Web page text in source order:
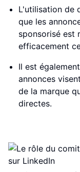
L'utilisation de
que les
sponsorisé est
efficacement
Il est
annonces
de la marque
directes.